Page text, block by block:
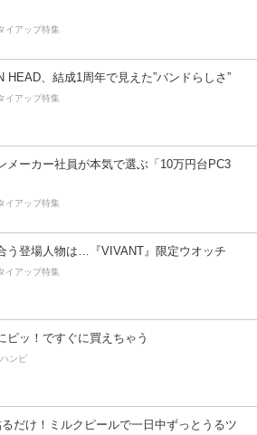
イアップ特集
HEAD、結成1周年で見えた”バンドらしさ”
イアップ特集
メーカー社員が本気で選ぶ「10万円台PC3
イアップ特集
う登場人物は…『VIVANT』限定ウオッチ
イアップ特集
ピッ！ですぐに買えちゃう
ハンピ
だけ！ミルクピールで一日中ずっとうるツ